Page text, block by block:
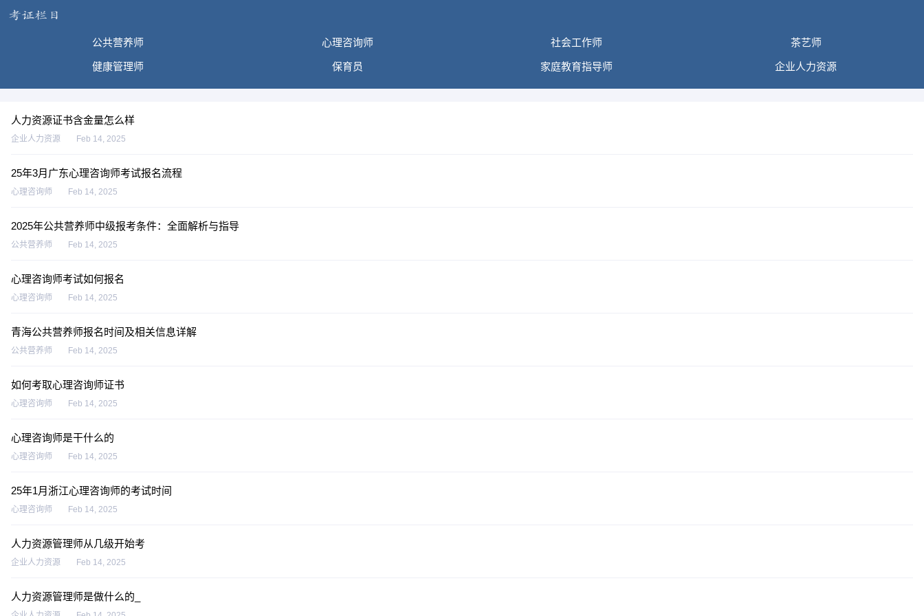
公共营养师 心理咨询师 社会工作师 茶艺师
健康管理师 保育员 家庭教育指导师 企业人力资源
人力资源证书含金量怎么样
企业人力资源 Feb 14, 2025
25年3月广东心理咨询师考试报名流程
心理咨询师 Feb 14, 2025
2025年公共营养师中级报考条件：全面解析与指导
公共营养师 Feb 14, 2025
心理咨询师考试如何报名
心理咨询师 Feb 14, 2025
青海公共营养师报名时间及相关信息详解
公共营养师 Feb 14, 2025
如何考取心理咨询师证书
心理咨询师 Feb 14, 2025
心理咨询师是干什么的
心理咨询师 Feb 14, 2025
25年1月浙江心理咨询师的考试时间
心理咨询师 Feb 14, 2025
人力资源管理师从几级开始考
企业人力资源 Feb 14, 2025
人力资源管理师是做什么的_